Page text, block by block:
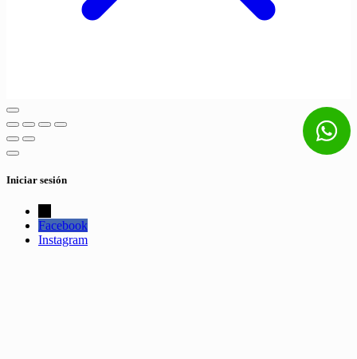
Iniciar sesión
Facebook
Instagram